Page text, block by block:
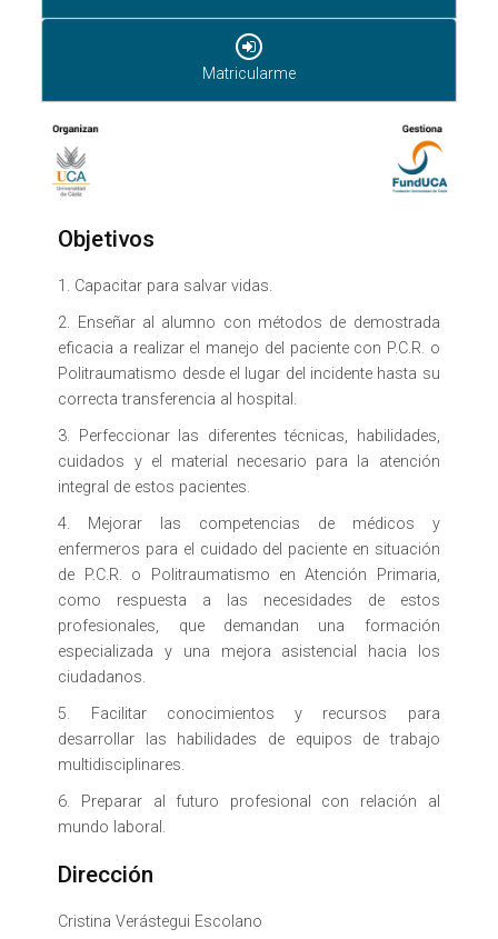
Matricularme
Objetivos
1. Capacitar para salvar vidas.
2. Enseñar al alumno con métodos de demostrada
eficacia a realizar el manejo del paciente con P.C.R. o
Politraumatismo desde el lugar del incidente hasta su
correcta transferencia al hospital.
3. Perfeccionar las diferentes técnicas, habilidades,
cuidados y el material necesario para la atención
integral de estos pacientes.
4. Mejorar las competencias de médicos y
enfermeros para el cuidado del paciente en situación
de P.C.R. o Politraumatismo en Atención Primaria,
como respuesta a las necesidades de estos
profesionales, que demandan una formación
especializada y una mejora asistencial hacia los
ciudadanos.
5. Facilitar conocimientos y recursos para
desarrollar las habilidades de equipos de trabajo
multidisciplinares.
6. Preparar al futuro profesional con relación al
mundo laboral.
Dirección
Cristina Verástegui Escolano